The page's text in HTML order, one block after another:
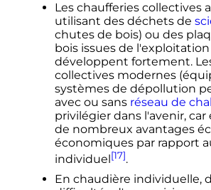
Les chaufferies collectives
utilisant des déchets de
chutes de bois) ou des
bois issues de
développent fortement.
collectives modernes
systèmes de dépollution
avec ou sans réseau de
privilégier dans l'avenir, car
de nombreux avantages
économiques par rapport
individuel [17].
En chaudière individuelle,